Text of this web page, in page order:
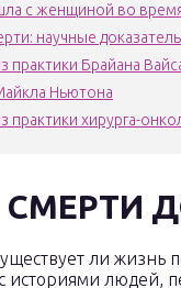
с женщиной во
научные
практики Брайана
Ньютона
практики хирурга-
ли жизнь
историями людей,